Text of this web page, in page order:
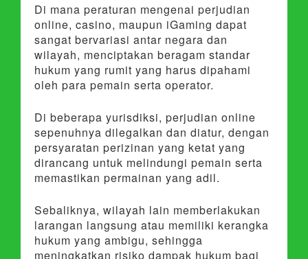
Di mana peraturan mengenai perjudian
online, casino, maupun iGaming dapat
sangat bervariasi antar negara dan
wilayah, menciptakan beragam standar
hukum yang rumit yang harus dipahami
oleh para pemain serta operator.
Di beberapa yurisdiksi, perjudian online
sepenuhnya dilegalkan dan diatur, dengan
persyaratan perizinan yang ketat yang
dirancang untuk melindungi pemain serta
memastikan permainan yang adil.
Sebaliknya, wilayah lain memberlakukan
larangan langsung atau memiliki kerangka
hukum yang ambigu, sehingga
meningkatkan risiko dampak hukum bagi